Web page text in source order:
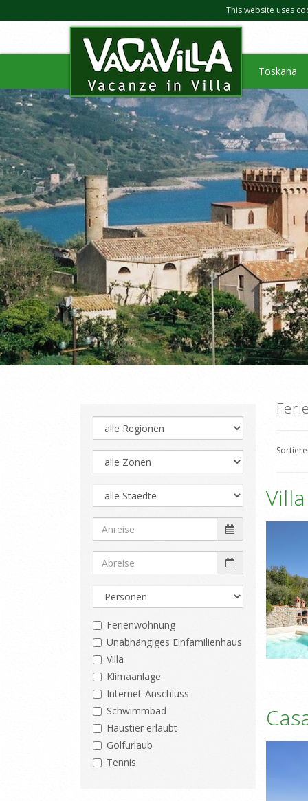
This website uses
Toskana
Ferienwohnung
Unabhängiges Einfamilienhaus
Villa
Klimaanlage
Internet-Anschluss
Schwimmbad
Haustier erlaubt
Golfurlaub
Tennis